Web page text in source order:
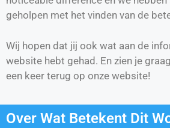
geholpen met het vinden van de
Wij hopen dat jij ook wat aan de
website hebt gehad. En zien je
een keer terug op onze website!
Over Wat Betekent Dit